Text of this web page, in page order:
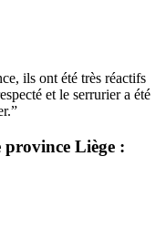
ils ont été très réactifs
et le serrurier a été
province Liège :